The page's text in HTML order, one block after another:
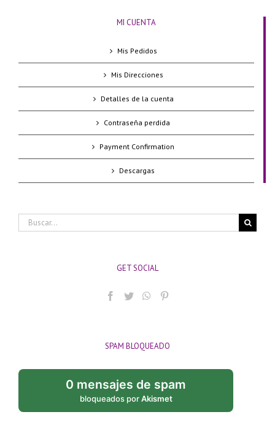
MI CUENTA
Mis Pedidos
Mis Direcciones
Detalles de la cuenta
Contraseña perdida
Payment Confirmation
Descargas
Buscar:
GET SOCIAL
SPAM BLOQUEADO
0 mensajes de spam
bloqueados porAkismet